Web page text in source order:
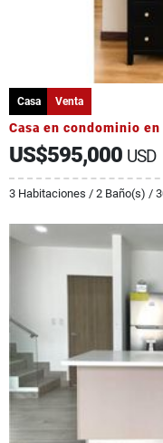
Casa Venta
Casa en condominio
US$595,000 USD
3 Habitaciones / 2 Baño(s) /